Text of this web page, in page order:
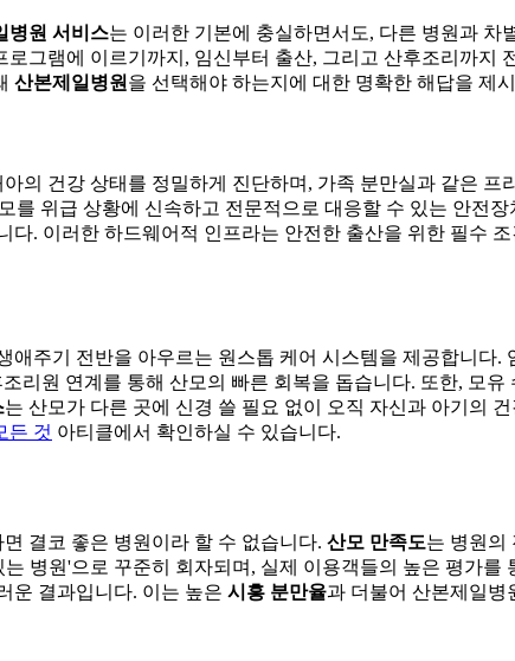
병원 서비스는 이러한 기본에 충실하면서도, 다른 병원과 차
그램에 이르기까지, 임신부터 출산, 그리고 산후조리까지
산본제일병원을 선택해야 하는지에 대한 명확한 해답을 제
의 건강 상태를 정밀하게 진단하며, 가족 분만실과 같은 프
위급 상황에 신속하고 전문적으로 대응할 수 있는 안전장
. 이러한 하드웨어적 인프라는 안전한 출산을 위한 필수 조
주기 전반을 아우르는 원스톱 케어 시스템을 제공합니다.
리원 연계를 통해 산모의 빠른 회복을 돕습니다. 또한, 모유
는 산모가 다른 곳에 신경 쓸 필요 없이 오직 자신과 아기의
든 것 아티클에서 확인하실 수 있습니다.
결코 좋은 병원이라 할 수 없습니다. 산모 만족도는 병원의
병원'으로 꾸준히 회자되며, 실제 이용객들의 높은 평가를
운 결과입니다. 이는 높은 시흥 분만율과 더불어 산본제일병